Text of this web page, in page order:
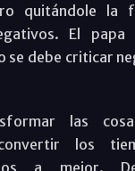
quitándole la
El papa
se debe criticar
las
los
a mejor.